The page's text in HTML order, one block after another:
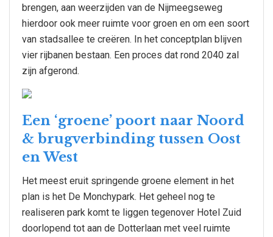
brengen, aan weerzijden van de Nijmeegseweg
hierdoor ook meer ruimte voor groen en om een soort
van stadsallee te creëren. In het conceptplan blijven
vier rijbanen bestaan. Een proces dat rond 2040 zal
zijn afgerond.
Een ‘groene’ poort naar Noord
& brugverbinding tussen Oost
en West
Het meest eruit springende groene element in het
plan is het De Monchypark. Het geheel nog te
realiseren park komt te liggen tegenover Hotel Zuid
doorlopend tot aan de Dotterlaan met veel ruimte